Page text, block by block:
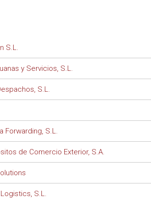
S.L.
y Servicios, S.L.
S.L.
Forwarding, S.L.
de Comercio Exterior, S.A.
S.L.